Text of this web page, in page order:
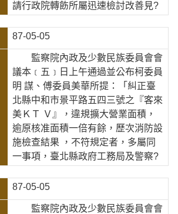
請行政院轉飭所屬迅速檢討改善見?
87-05-05
監察院內政及少數民族委員會會
議本﹝五﹞日上午通過並公布柯委員
明 謀、傅委員美華所提：「糾正臺
北縣中和市景平路五四三號之『客來
美ＫＴ Ｖ』，違規擴大營業面積，
逾原核准面積一倍有餘，歷次消防設
施檢查結果 ，不符規定者，多屬同
一事項，臺北縣政府工務局及警察?
87-05-05
監察院內政及少數民族委員會會